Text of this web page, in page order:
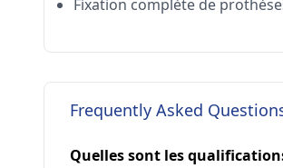
Fixation complète de
Frequently Asked
Quelles sont les